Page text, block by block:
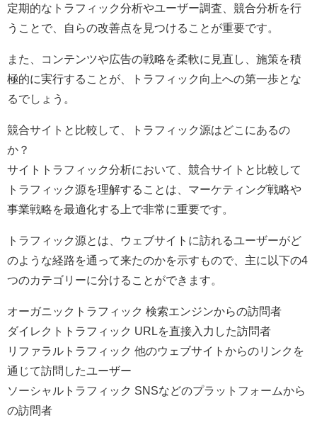
定期的なトラフィック分析やユーザー調査、競合分析を行
うことで、自らの改善点を見つけることが重要です。
また、コンテンツや広告の戦略を柔軟に見直し、施策を積
極的に実行することが、トラフィック向上への第一歩とな
るでしょう。
競合サイトと比較して、トラフィック源はどこにあるの
か？
サイトトラフィック分析において、競合サイトと比較して
トラフィック源を理解することは、マーケティング戦略や
事業戦略を最適化する上で非常に重要です。
トラフィック源とは、ウェブサイトに訪れるユーザーがど
のような経路を通って来たのかを示すもので、主に以下の4
つのカテゴリーに分けることができます。
オーガニックトラフィック 検索エンジンからの訪問者
ダイレクトトラフィック URLを直接入力した訪問者
リファラルトラフィック 他のウェブサイトからのリンクを
通じて訪問したユーザー
ソーシャルトラフィック SNSなどのプラットフォームから
の訪問者